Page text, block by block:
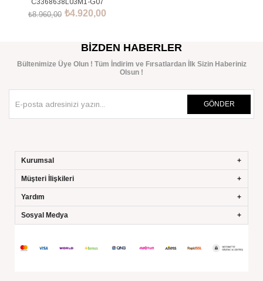
C3368638L03M1-G07
₺4.920,00
₺8.960,00
BIZDEN HABERLER
Bültenimize Üye Olun ! Tüm İndirim ve Fırsatlardan İlk Sizin Haberiniz
Olsun !
GÖNDER
Kurumsal
Müşteri İlişkileri
Yardım
Sosyal Medya